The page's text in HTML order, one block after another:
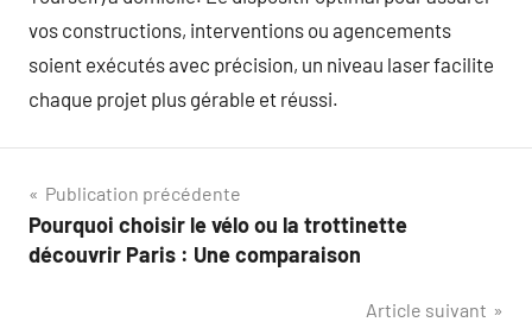
vos constructions, interventions ou agencements
soient exécutés avec précision, un niveau laser facilite
chaque projet plus gérable et réussi.
Navigation
de
Publication précédente
Pourquoi choisir le vélo ou la trottinette
découvrir Paris : Une comparaison
Article suivant